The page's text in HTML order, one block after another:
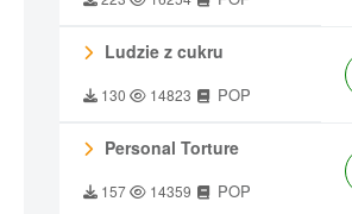
Ludzie z cukru
130 14823 POP
Personal Torture
157 14359 POP